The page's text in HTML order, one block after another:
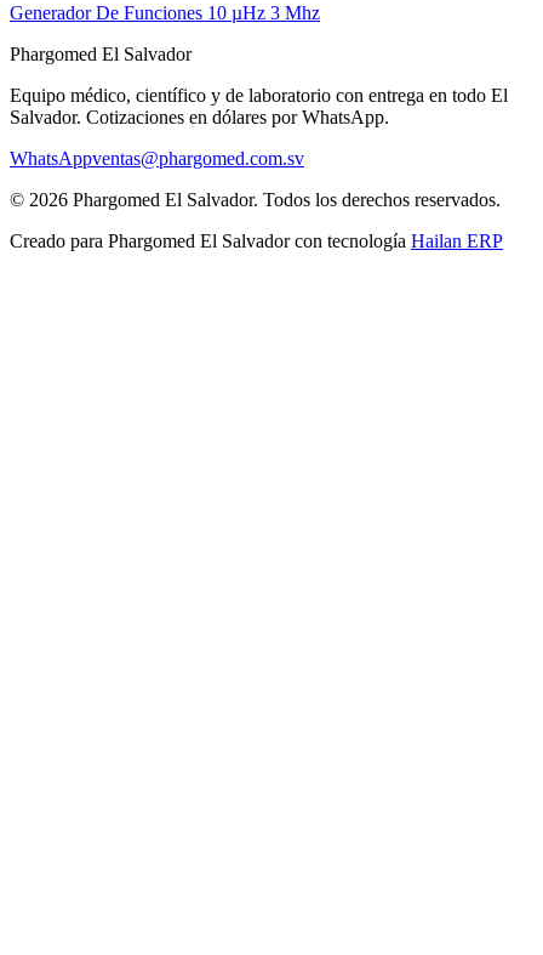
Generador De Funciones 10 µHz 3 Mhz
Phargomed El Salvador
Equipo médico, científico y de laboratorio con entrega en todo El
Salvador. Cotizaciones en dólares por WhatsApp.
WhatsAppventas@phargomed.com.sv
© 2026 Phargomed El Salvador. Todos los derechos reservados.
Creado para Phargomed El Salvadorcon tecnología Hailan ERP